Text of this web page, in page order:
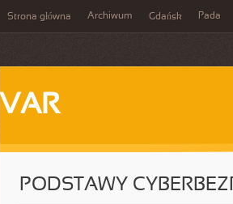
Strona główna Archiwum Gdańsk Pada
VAR
PODSTAWY